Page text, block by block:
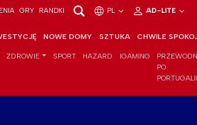
GRY RANDKI PL AD-LITE
NOWE DOMY SZTUKA CHWILE
ZDROWIE SPORT HAZARD IGAMING
PO
PORTUGALII